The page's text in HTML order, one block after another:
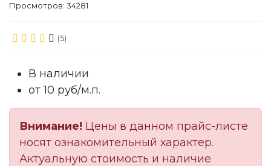
Просмотров: 34281
(5)
В наличии
от 10 руб/м.п.
Внимание! Цены в данном прайс-листе
носят ознакомительный характер.
Актуальную стоимость и наличие